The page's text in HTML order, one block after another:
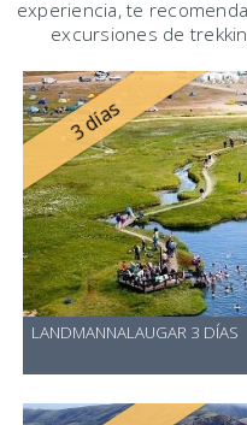
experiencia, te
excursiones de
3 días
LANDMANNALAUGAR 3 DÍAS